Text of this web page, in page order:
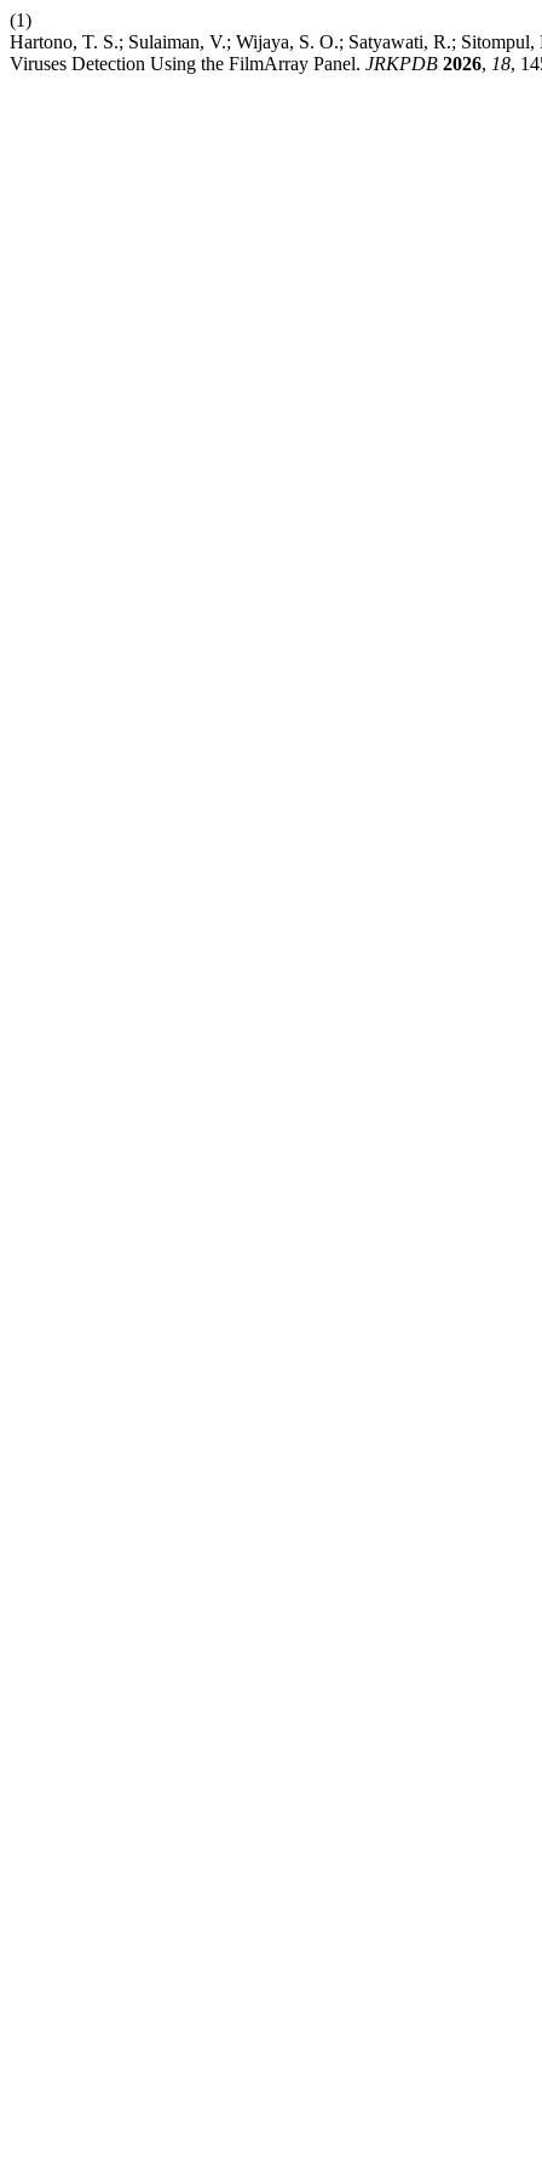
(1)
Hartono, T. S.; Sulaiman, V.; Wijaya, S. O.; Satyawati, R.;
Viruses Detection Using the FilmArray Panel. JRKPDB 2026, 18,